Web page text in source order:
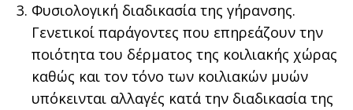
Φυσιολογική διαδικασία της γήρανσης.
Γενετικοί παράγοντες που επηρεάζουν την
ποιότητα του δέρματος της κοιλιακής χώρας
καθώς και τον τόνο των κοιλιακών μυών
υπόκεινται αλλαγές κατά την διαδικασία της